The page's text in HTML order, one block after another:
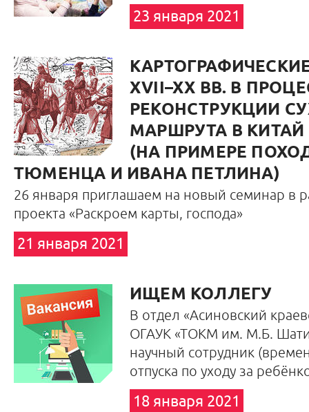
23 января 2021
XVII–XX ВВ. В
РЕКОНСТРУКЦИИ
МАРШРУТА В КИТАЙ
(НА ПРИМЕРЕ
ТЮМЕНЦА И ИВАНА ПЕТЛИНА)
26 января приглашаем на новый семинар в
проекта «Раскроем карты, господа»
21 января 2021
ИЩЕМ КОЛЛЕГУ
В отдел «Асиновский
ОГАУК «ТОКМ им. М.Б.
научный сотрудник
отпуска по уходу за
18 января 2021